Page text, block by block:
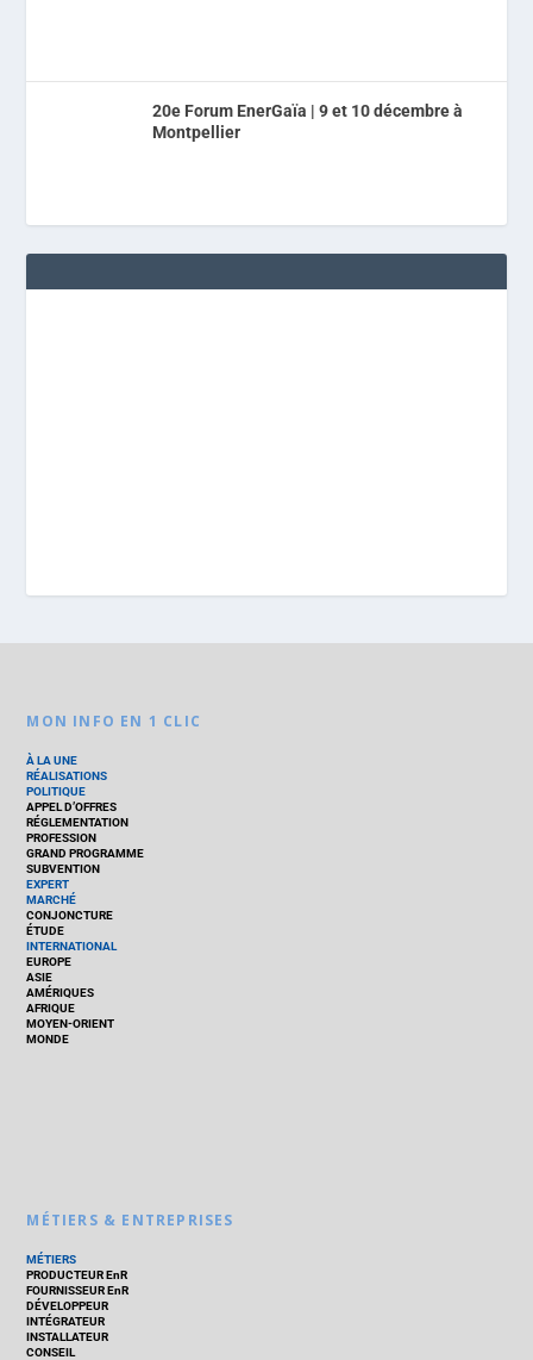
20e Forum EnerGaïa | 9 et 10 décembre à
Montpellier
MON INFO EN 1 CLIC
À LA UNE
RÉALISATIONS
POLITIQUE
APPEL D’OFFRES
RÉGLEMENTATION
PROFESSION
GRAND PROGRAMME
SUBVENTION
EXPERT
MARCHÉ
CONJONCTURE
ÉTUDE
INTERNATIONAL
EUROPE
ASIE
AMÉRIQUES
AFRIQUE
MOYEN-ORIENT
MONDE
MÉTIERS & ENTREPRISES
MÉTIERS
PRODUCTEUR EnR
FOURNISSEUR EnR
DÉVELOPPEUR
INTÉGRATEUR
INSTALLATEUR
CONSEIL